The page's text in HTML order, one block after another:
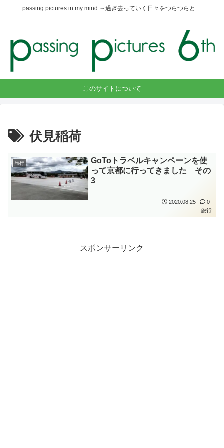
passing pictures in my mind ～過ぎ去っていく日々をつらつらと…
このサイトについて
伏見稲荷
旅行
GoToトラベルキャンペーンを使
って京都に行ってきました その
3
2020.08.25
0
旅行
スポンサーリンク